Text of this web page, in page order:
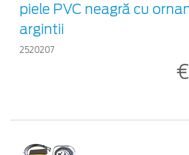
piele PVC neagră cu
argintii
2520207